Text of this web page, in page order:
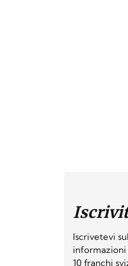
Iscrivetevi
informazioni
10 franchi